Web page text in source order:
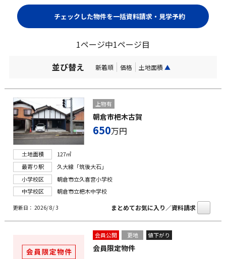
1ページ中1ページ目
並び替え
新着順 価格 土地面積 ▲
上物有
朝倉市杷木古賀
650万円
土地面積
127㎡
最寄り駅
久大線「筑後大石」
小学校区
朝倉市立久喜宮小学校
中学校区
朝倉市立杷木中学校
更新日： 2026/ 8/ 3 まとめてお気に入り／資料請求
会員公開 更地 値下がり
会員限定物件